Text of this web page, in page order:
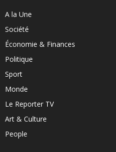
A la Une
Société
Économie & Finances
Politique
Sport
Monde
Le Reporter TV
Art & Culture
People